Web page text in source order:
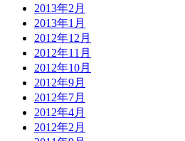
2013年2月
2013年1月
2012年12月
2012年11月
2012年10月
2012年9月
2012年7月
2012年4月
2012年2月